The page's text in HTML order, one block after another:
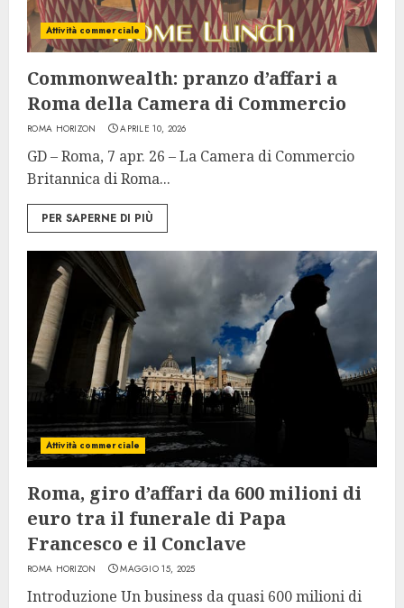
Attività commerciale
Commonwealth: pranzo d’affari a
Roma della Camera di Commercio
ROMA HORIZON APRILE 10, 2026
GD – Roma, 7 apr. 26 – La Camera di Commercio
Britannica di Roma...
PER SAPERNE DI PIÙ
Attività commerciale
Roma, giro d’affari da 600 milioni di
euro tra il funerale di Papa
Francesco e il Conclave
ROMA HORIZON MAGGIO 15, 2025
Introduzione Un business da quasi 600 milioni di